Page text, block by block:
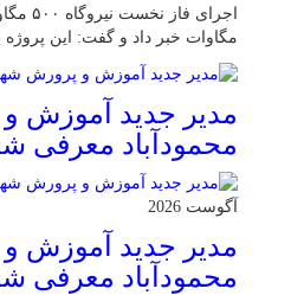
مگاوات خبر داد و گفت: این
مدیر جدید آموزش
محمودآباد معرفی
آگوست 2026
مدیر جدید آموزش
محمودآباد معرفی